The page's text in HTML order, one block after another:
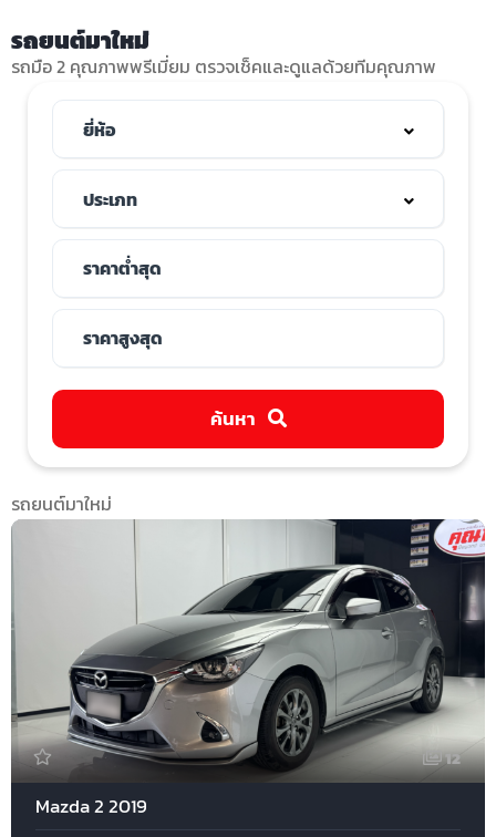
รถยนต์มาใหม่
รถมือ 2 คุณภาพพรีเมี่ยม ตรวจเช็คและดูแลด้วยทีมคุณภาพ
ค้นหา
รถยนต์มาใหม่
12
Mazda 2 2019